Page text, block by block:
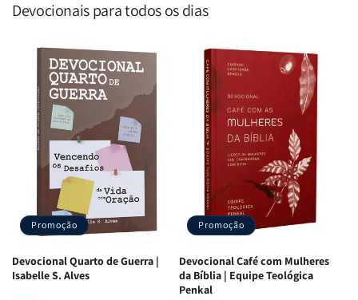
Devocionais para todos os dias
Promoção
Devocional Quarto de Guerra |
Isabelle S. Alves
Promoção
Devocional Café com Mulheres
da Bíblia | Equipe Teológica
Penkal